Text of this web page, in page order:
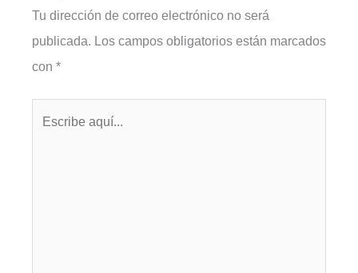
Tu dirección de correo electrónico no será
publicada. Los campos obligatorios están marcados
con *